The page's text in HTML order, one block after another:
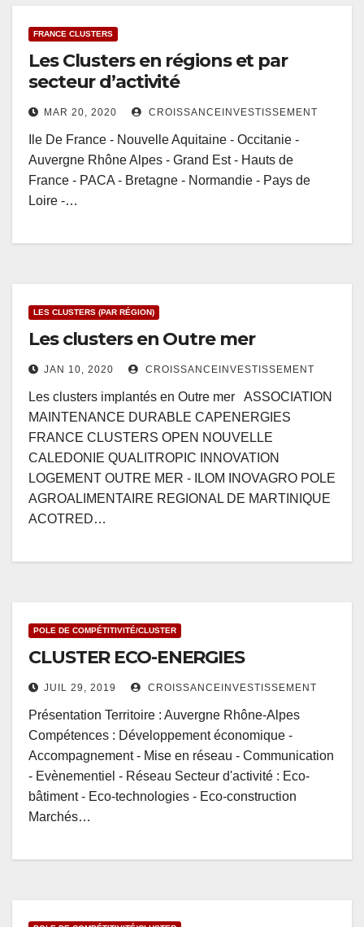
FRANCE CLUSTERS
Les Clusters en régions et par
secteur d’activité
MAR 20, 2020 CROISSANCEINVESTISSEMENT
Ile De France - Nouvelle Aquitaine - Occitanie -
Auvergne Rhône Alpes - Grand Est - Hauts de
France - PACA - Bretagne - Normandie - Pays de
Loire -…
LES CLUSTERS (PAR RÉGION)
Les clusters en Outre mer
JAN 10, 2020 CROISSANCEINVESTISSEMENT
Les clusters implantés en Outre mer ASSOCIATION
MAINTENANCE DURABLE CAPENERGIES
FRANCE CLUSTERS OPEN NOUVELLE
CALEDONIE QUALITROPIC INNOVATION
LOGEMENT OUTRE MER - ILOM INOVAGRO POLE
AGROALIMENTAIRE REGIONAL DE MARTINIQUE
ACOTRED…
POLE DE COMPÉTITIVITÉ/CLUSTER
CLUSTER ECO-ENERGIES
JUIL 29, 2019 CROISSANCEINVESTISSEMENT
Présentation Territoire : Auvergne Rhône-Alpes
Compétences : Développement économique -
Accompagnement - Mise en réseau - Communication
- Evènementiel - Réseau Secteur d'activité : Eco-
bâtiment - Eco-technologies - Eco-construction
Marchés…